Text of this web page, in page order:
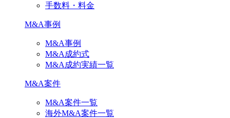
手数料・料金
M&A事例
M&A事例
M&A成約式
M&A成約実績一覧
M&A案件
M&A案件一覧
海外M&A案件一覧